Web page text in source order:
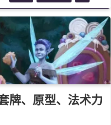
MTG
牌、原型、法术力